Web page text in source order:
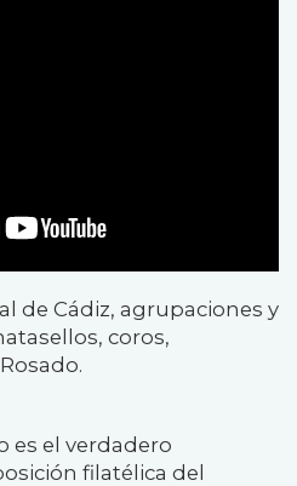
de Cádiz, agrupaciones y
coros,
es el verdadero
filatélica del